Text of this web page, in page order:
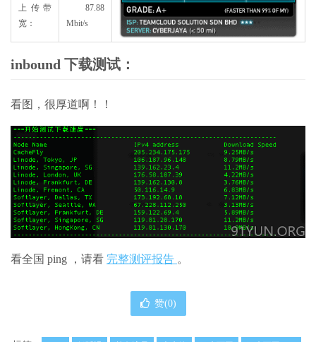
上传带
宽：
87.88
Mbit/s
inbound 下载测试：
看图，很厚道啊！！
看全国 ping ，请看 完整测评报告 。
赞(0)